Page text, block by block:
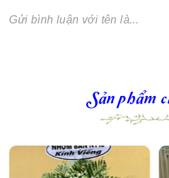
Gửi bình luận với tên là...
Sản phẩm